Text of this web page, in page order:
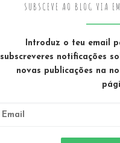
SUBSCEVE AO BLOG VIA
Introduz o teu email
subscreveres notificações
novas publicações na